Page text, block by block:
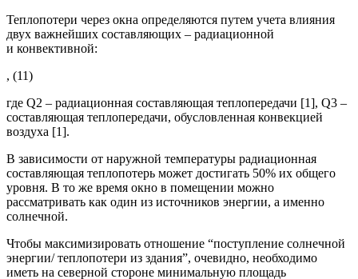
Теплопотери через окна определяются путем учета влияния
двух важнейших составляющих – радиационной
и конвективной:
, (11)
где Q2 – радиационная составляющая теплопередачи [1], Q3 –
составляющая теплопередачи, обусловленная конвекцией
воздуха [1].
В зависимости от наружной температуры радиационная
составляющая теплопотерь может достигать 50% их общего
уровня. В то же время окно в помещении можно
рассматривать как один из источников энергии, а именно
солнечной.
Чтобы максимизировать отношение “поступление солнечной
энергии/ теплопотери из здания”, очевидно, необходимо
иметь на северной стороне минимальную площадь